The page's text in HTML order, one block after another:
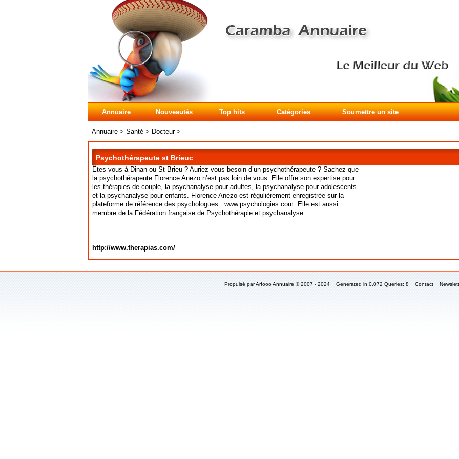
Annuaire Nouveautés Top hits Catégories Soumettre un site
Annuaire > Santé > Docteur>
Psychothérapeute st Brieuc
Êtes-vous à Dinan ou St Brieu ? Auriez-vous besoin d’un psychothérapeute ? Sachez que
la psychothérapeute Florence Anezo n’est pas loin de vous. Elle offre son expertise pour
les thérapies de couple, la psychanalyse pour adultes, la psychanalyse pour adolescents
et la psychanalyse pour enfants. Florence Anezo est régulièrement enregistrée sur la
plateforme de référence des psychologues : www.psychologies.com. Elle est aussi
membre de la Fédération française de Psychothérapie et psychanalyse.
http://www.therapias.com/
Propulsé parArfooo Annuaire © 2007 - 2024 Generated in 0.072 Queries: 8 Contact